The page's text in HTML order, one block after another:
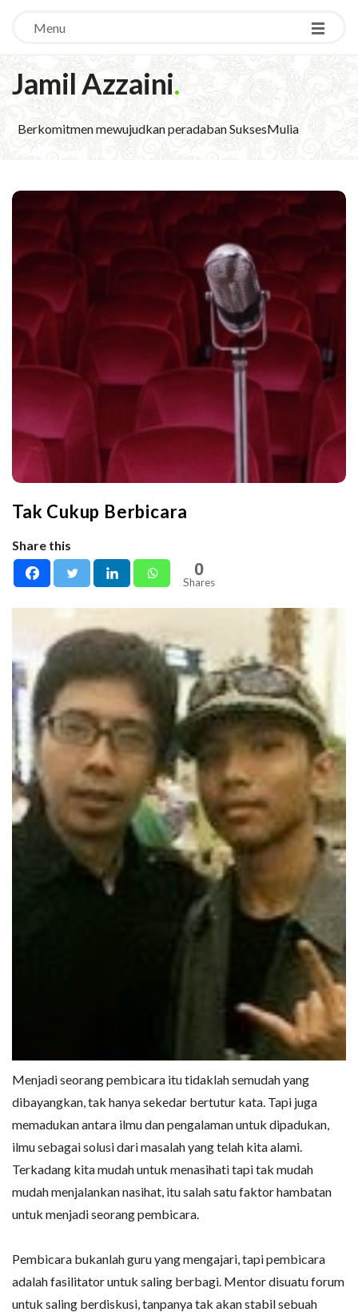
Menu
Jamil Azzaini.
Berkomitmen mewujudkan peradaban SuksesMulia
Tak Cukup Berbicara
Share this
0
Shares
Menjadi seorang pembicara itu tidaklah semudah yang
dibayangkan, tak hanya sekedar bertutur kata. Tapi juga
memadukan antara ilmu dan pengalaman untuk dipadukan,
ilmu sebagai solusi dari masalah yang telah kita alami.
Terkadang kita mudah untuk menasihati tapi tak mudah
mudah menjalankan nasihat, itu salah satu faktor hambatan
untuk menjadi seorang pembicara.
Pembicara bukanlah guru yang mengajari, tapi pembicara
adalah fasilitator untuk saling berbagi. Mentor disuatu forum
untuk saling berdiskusi, tanpanya tak akan stabil sebuah